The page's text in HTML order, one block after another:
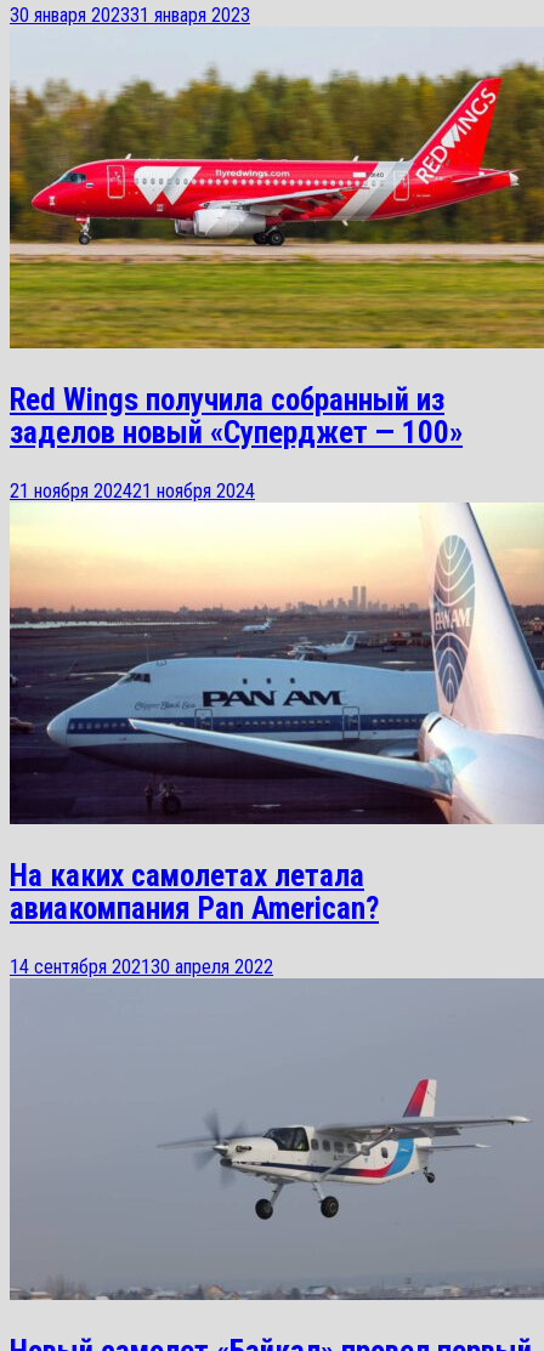
30 января 202331 января 2023
Red Wings получила собранный из
заделов новый «Суперджет — 100»
21 ноября 202421 ноября 2024
На каких самолетах летала
авиакомпания Pan American?
14 сентября 202130 апреля 2022